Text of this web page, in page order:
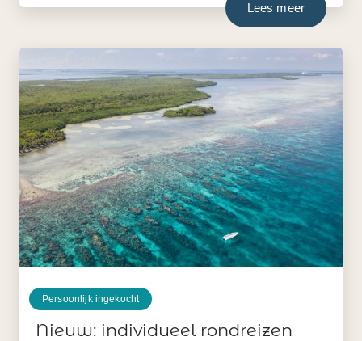
Lees meer
Persoonlijk ingekocht
Nieuw: individueel rondreizen